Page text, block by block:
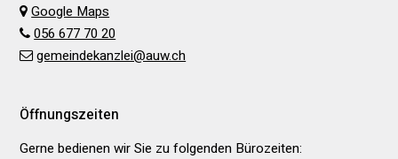
Google Maps
056 677 70 20
gemeindekanzlei@auw.ch
Öffnungszeiten
Gerne bedienen wir Sie zu folgenden Bürozeiten: